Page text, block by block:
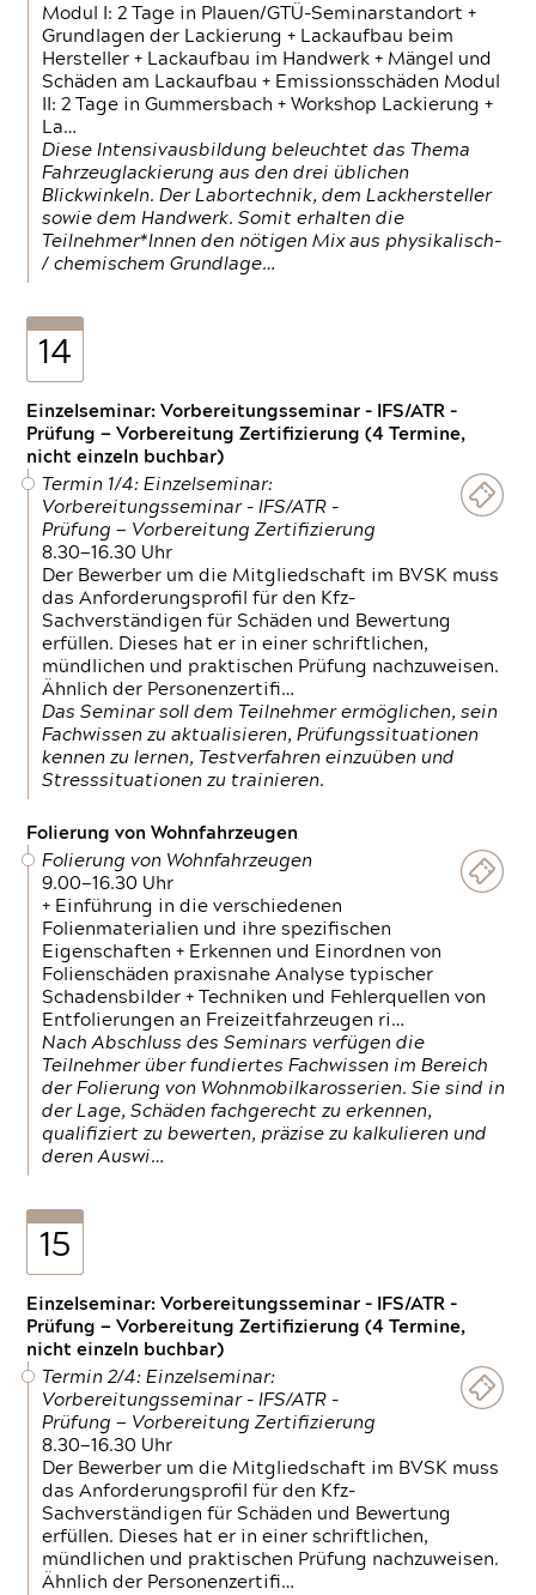
Modul I: 2 Tage in Plauen/GTÜ-Seminarstandort +
Grundlagen der Lackierung + Lackaufbau beim
Hersteller + Lackaufbau im Handwerk + Mängel und
Schäden am Lackaufbau + Emissionsschäden Modul
II: 2 Tage in Gummersbach + Workshop Lackierung +
La…
Diese Intensivausbildung beleuchtet das Thema
Fahrzeuglackierung aus den drei üblichen
Blickwinkeln. Der Labortechnik, dem Lackhersteller
sowie dem Handwerk. Somit erhalten die
Teilnehmer*Innen den nötigen Mix aus physikalisch-
/ chemischem Grundlage…
14
Einzelseminar: Vorbereitungsseminar - IFS/ATR -
Prüfung — Vorbereitung Zertifizierung (4 Termine,
nicht einzeln buchbar)
Termin 1/4: Einzelseminar:
Vorbereitungsseminar - IFS/ATR -
Prüfung — Vorbereitung Zertifizierung
8.30—16.30 Uhr
Der Bewerber um die Mitgliedschaft im BVSK muss
das Anforderungsprofil für den Kfz-
Sachverständigen für Schäden und Bewertung
erfüllen. Dieses hat er in einer schriftlichen,
mündlichen und praktischen Prüfung nachzuweisen.
Ähnlich der Personenzertifi…
Das Seminar soll dem Teilnehmer ermöglichen, sein
Fachwissen zu aktualisieren, Prüfungssituationen
kennen zu lernen, Testverfahren einzuüben und
Stresssituationen zu trainieren.
Folierung von Wohnfahrzeugen
Folierung von Wohnfahrzeugen
9.00—16.30 Uhr
+ Einführung in die verschiedenen
Folienmaterialien und ihre spezifischen
Eigenschaften + Erkennen und Einordnen von
Folienschäden praxisnahe Analyse typischer
Schadensbilder + Techniken und Fehlerquellen von
Entfolierungen an Freizeitfahrzeugen ri…
Nach Abschluss des Seminars verfügen die
Teilnehmer über fundiertes Fachwissen im Bereich
der Folierung von Wohnmobilkarosserien. Sie sind in
der Lage, Schäden fachgerecht zu erkennen,
qualifiziert zu bewerten, präzise zu kalkulieren und
deren Auswi…
15
Einzelseminar: Vorbereitungsseminar - IFS/ATR -
Prüfung — Vorbereitung Zertifizierung (4 Termine,
nicht einzeln buchbar)
Termin 2/4: Einzelseminar:
Vorbereitungsseminar - IFS/ATR -
Prüfung — Vorbereitung Zertifizierung
8.30—16.30 Uhr
Der Bewerber um die Mitgliedschaft im BVSK muss
das Anforderungsprofil für den Kfz-
Sachverständigen für Schäden und Bewertung
erfüllen. Dieses hat er in einer schriftlichen,
mündlichen und praktischen Prüfung nachzuweisen.
Ähnlich der Personenzertifi…